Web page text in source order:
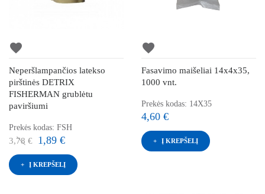
favorite
Neperšlampančios latekso
pirštinės DETRIX
FISHERMAN grublėtu
paviršiumi
Prekės kodas: FSH
3,78 € 1,89 €
Į KREPŠELĮ
favorite
Fasavimo maišeliai 14x4x35,
1000 vnt.
Prekės kodas: 14X35
4,60 €
Į KREPŠELĮ